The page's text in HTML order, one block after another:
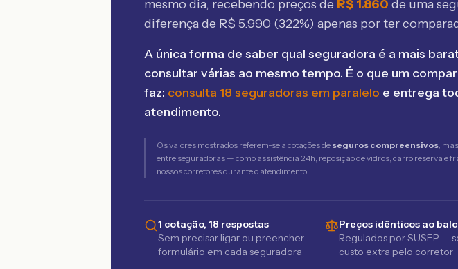
mesmo dia, recebendo preços de R$ 1.860 de uma
diferença de R$ 5.990 (322%) apenas por ter
A única forma de saber qual seguradora é a mais
consultar várias ao mesmo tempo. É o que um
faz: consulta 18 seguradoras em paralelo e entrega
atendimento.
Os valores mostrados referem-se a cotações de seguros compreensivos,
entre seguradoras — como assistência 24h, reposição de vidros, carro reserva e
nossos corretores durante o atendimento.
1 cotação, 18 respostas
Sem precisar ligar ou preencher
formulário em cada seguradora
Preços idênticos ao
Regulados por SUSEP —
custo extra pelo corretor